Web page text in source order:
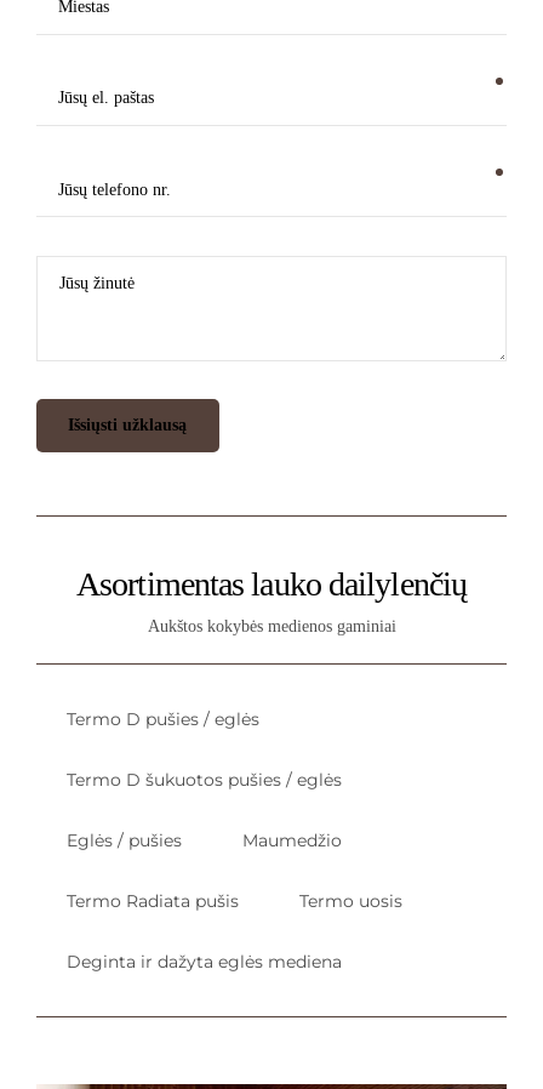
Asortimentas lauko dailylenčių
Aukštos kokybės medienos gaminiai
Termo D pušies / eglės
Termo D šukuotos pušies / eglės
Eglės / pušies Maumedžio
Termo Radiata pušis Termo uosis
Deginta ir dažyta eglės mediena